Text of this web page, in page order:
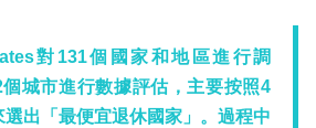
對131個國家和地區進行調
城市進行數據評估，主要按照4
出「最便宜退休國家」。過程中